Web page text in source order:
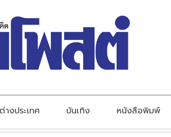
ต่างประเทศ บันเทิง หนังสือพิมพ์